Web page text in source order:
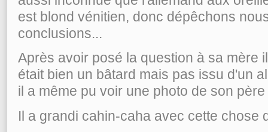
est blond vénitien, donc dépêchons
conclusions...
Après avoir posé la question à sa mère
était bien un bâtard mais pas issu d'un
il a même pu voir une photo de son
Il a grandi cahin-caha avec cette chose